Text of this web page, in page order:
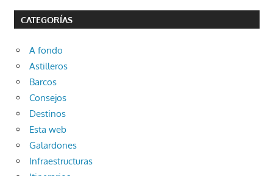
CATEGORÍAS
A fondo
Astilleros
Barcos
Consejos
Destinos
Esta web
Galardones
Infraestructuras